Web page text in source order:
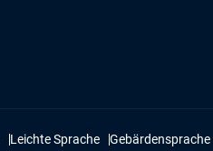
Leichte Sprache Gebärdensprache